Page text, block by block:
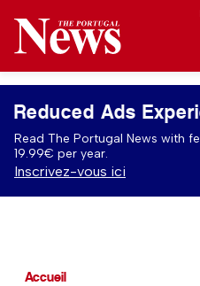
Reduced Ads
Read The Portugal News with
19.99€ per year.
Inscrivez-vous ici
Accueil